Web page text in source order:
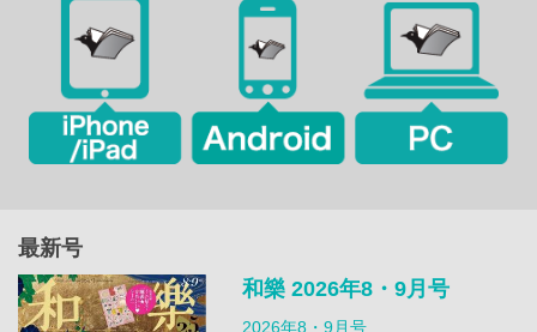
最新号
和樂 2026年8・9月号
2026年8・9月号